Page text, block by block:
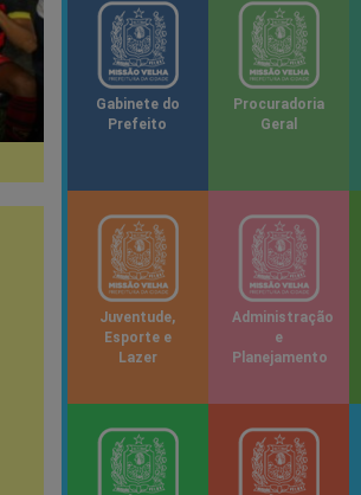
Gabinete do
Prefeito
Procuradoria
Geral
Juventude,
Esporte e
Lazer
Administração
e
Planejamento